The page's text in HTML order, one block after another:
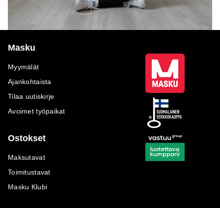
Masku
Myymälät
Ajankohtaista
Tilaa uutiskirje
Avoimet työpaikat
Ostokset
Maksutavat
Toimitustavat
Masku Klubi